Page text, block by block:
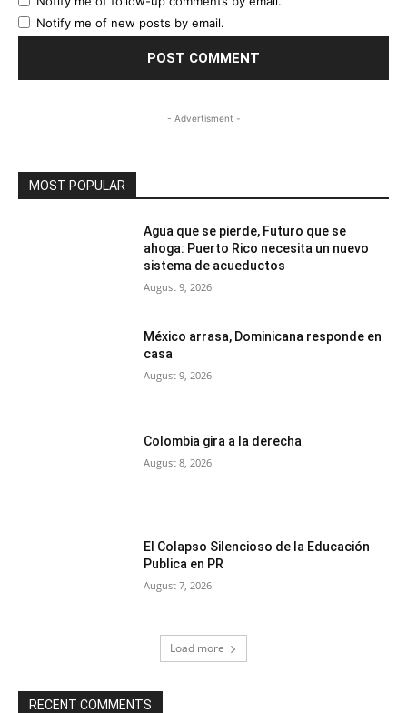
Notify me of new posts by email.
- Advertisment -
MOST POPULAR
Agua que se pierde, Futuro que se
ahoga: Puerto Rico necesita un nuevo
sistema de acueductos
August 9, 2026
México arrasa, Dominicana responde en
casa
August 9, 2026
Colombia gira a la derecha
August 8, 2026
El Colapso Silencioso de la Educación
Publica en PR
August 7, 2026
Load more
RECENT COMMENTS